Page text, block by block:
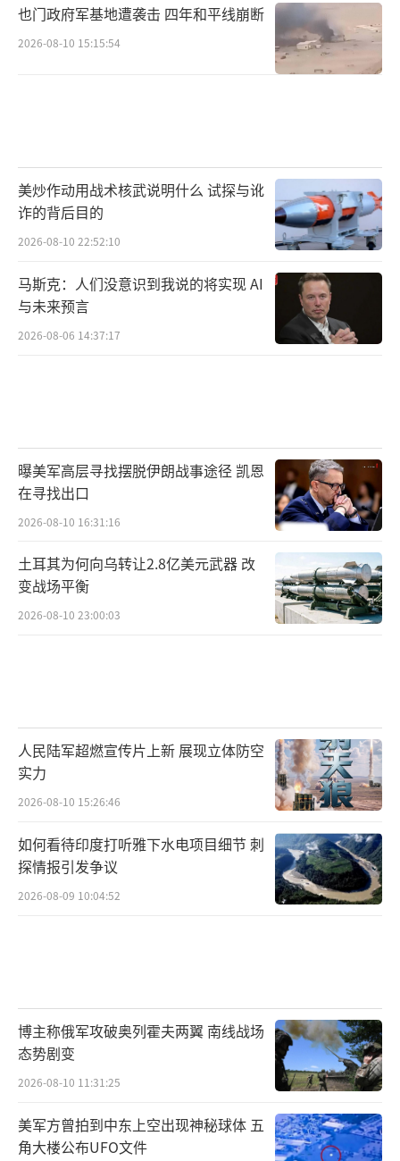
也门政府军基地遭袭击 四年和平线崩断
2026-08-10 15:15:54
美炒作动用战术核武说明什么 试探与讹
诈的背后目的
2026-08-10 22:52:10
马斯克：人们没意识到我说的将实现 AI
与未来预言
2026-08-06 14:37:17
曝美军高层寻找摆脱伊朗战事途径 凯恩
在寻找出口
2026-08-10 16:31:16
土耳其为何向乌转让2.8亿美元武器 改
变战场平衡
2026-08-10 23:00:03
人民陆军超燃宣传片上新 展现立体防空
实力
2026-08-10 15:26:46
如何看待印度打听雅下水电项目细节 刺
探情报引发争议
2026-08-09 10:04:52
博主称俄军攻破奥列霍夫两翼 南线战场
态势剧变
2026-08-10 11:31:25
美军方曾拍到中东上空出现神秘球体 五
角大楼公布UFO文件